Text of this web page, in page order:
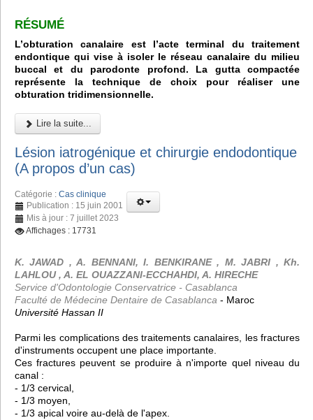
RÉSUMÉ
L’obturation canalaire est l’acte terminal du traitement
endontique qui vise à isoler le réseau canalaire du milieu
buccal et du parodonte profond. La gutta compactée
représente la technique de choix pour réaliser une
obturation tridimensionnelle.
Lire la suite...
Lésion iatrogénique et chirurgie endodontique
(A propos d’un cas)
Catégorie : Cas clinique
Publication : 15 juin 2001
Mis à jour : 7 juillet 2023
Affichages : 17731
K. JAWAD , A. BENNANI, I. BENKIRANE , M. JABRI , Kh.
LAHLOU , A. EL OUAZZANI-ECCHAHDI, A. HIRECHE
Service d'Odontologie Conservatrice - Casablanca
Faculté de Médecine Dentaire de Casablanca - Maroc
Université Hassan II
Parmi les complications des traitements canalaires, les fractures
d'instruments occupent une place importante.
Ces fractures peuvent se produire à n'importe quel niveau du
canal :
- 1/3 cervical,
- 1/3 moyen,
- 1/3 apical voire au-delà de l'apex.